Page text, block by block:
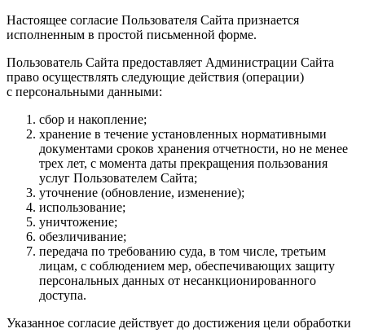
Настоящее согласие Пользователя Сайта признается
исполненным в простой письменной форме.
Пользователь Сайта предоставляет Администрации Сайта
право осуществлять следующие действия (операции)
с персональными данными:
сбор и накопление;
хранение в течение установленных нормативными
документами сроков хранения отчетности, но не менее
трех лет, с момента даты прекращения пользования
услуг Пользователем Сайта;
уточнение (обновление, изменение);
использование;
уничтожение;
обезличивание;
передача по требованию суда, в том числе, третьим
лицам, с соблюдением мер, обеспечивающих защиту
персональных данных от несанкционированного
доступа.
Указанное согласие действует до достижения цели обработки